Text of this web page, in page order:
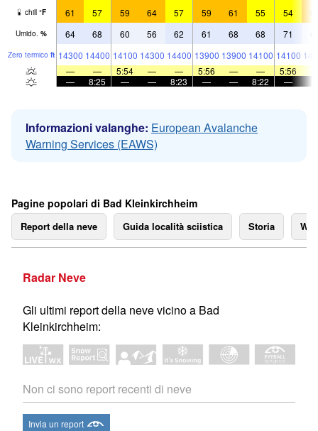
chill °F 61 57 59 64 57 59 61 55 54
Umido. % 64 68 60 56 62 61 68 68 71
Zero termico ft 14300 14400 14100 14300 14400 13900 13900 14100 14100
—
— 5:54 — — 5:56 — — 5:56
—
8:25 — — 8:23 — — 8:22 —
Informazioni valanghe: European Avalanche
Warning Services (EAWS)
Pagine popolari di Bad Kleinkirchheim
Report della neve Guida località sciistica Storia
Radar Neve
Gli ultimi report della neve vicino a Bad
Kleinkirchheim:
Non ci sono report recenti di neve
Invia un report